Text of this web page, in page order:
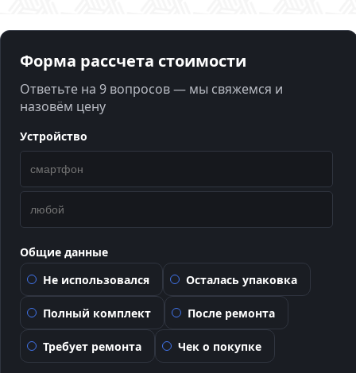
Форма рассчета стоимости
Ответьте на 9 вопросов — мы свяжемся и
назовём цену
Устройство
Общие данные
Не использовался
Осталась упаковка
Полный комплект После ремонта
Требует ремонта Чек о покупке